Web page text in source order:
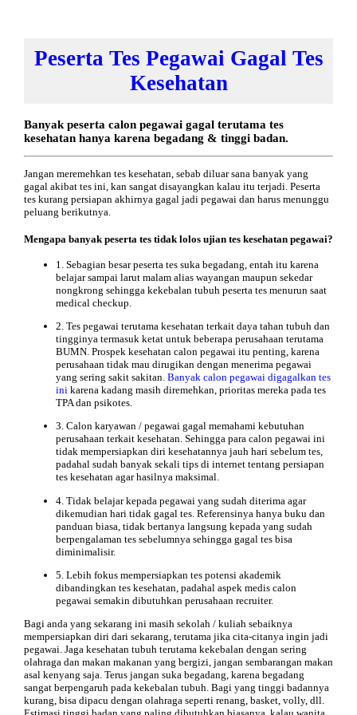
Peserta Tes Pegawai Gagal Tes
Kesehatan
Banyak peserta calon pegawai gagal terutama tes
kesehatan hanya karena begadang & tinggi badan.
Jangan meremehkan tes kesehatan, sebab diluar sana banyak yang
gagal akibat tes ini, kan sangat disayangkan kalau itu terjadi. Peserta
tes kurang persiapan akhirnya gagal jadi pegawai dan harus menunggu
peluang berikutnya.
Mengapa banyak peserta tes tidak lolos ujian tes kesehatan pegawai?
1. Sebagian besar peserta tes suka begadang, entah itu karena
belajar sampai larut malam alias wayangan maupun sekedar
nongkrong sehingga kekebalan tubuh peserta tes menurun saat
medical checkup.
2. Tes pegawai terutama kesehatan terkait daya tahan tubuh dan
tingginya termasuk ketat untuk beberapa perusahaan terutama
BUMN. Prospek kesehatan calon pegawai itu penting, karena
perusahaan tidak mau dirugikan dengan menerima pegawai
yang sering sakit sakitan. Banyak calon pegawai digagalkan tes
ini karena kadang masih diremehkan, prioritas mereka pada tes
TPA dan psikotes.
3. Calon karyawan / pegawai gagal memahami kebutuhan
perusahaan terkait kesehatan. Sehingga para calon pegawai ini
tidak mempersiapkan diri kesehatannya jauh hari sebelum tes,
padahal sudah banyak sekali tips di internet tentang persiapan
tes kesehatan agar hasilnya maksimal.
4. Tidak belajar kepada pegawai yang sudah diterima agar
dikemudian hari tidak gagal tes. Referensinya hanya buku dan
panduan biasa, tidak bertanya langsung kepada yang sudah
berpengalaman tes sebelumnya sehingga gagal tes bisa
diminimalisir.
5. Lebih fokus mempersiapkan tes potensi akademik
dibandingkan tes kesehatan, padahal aspek medis calon
pegawai semakin dibutuhkan perusahaan recruiter.
Bagi anda yang sekarang ini masih sekolah / kuliah sebaiknya
mempersiapkan diri dari sekarang, terutama jika cita-citanya ingin jadi
pegawai. Jaga kesehatan tubuh terutama kekebalan dengan sering
olahraga dan makan makanan yang bergizi, jangan sembarangan makan
asal kenyang saja. Terus jangan suka begadang, karena begadang
sangat berpengaruh pada kekebalan tubuh. Bagi yang tinggi badannya
kurang, bisa dipacu dengan olahraga seperti renang, basket, volly, dll.